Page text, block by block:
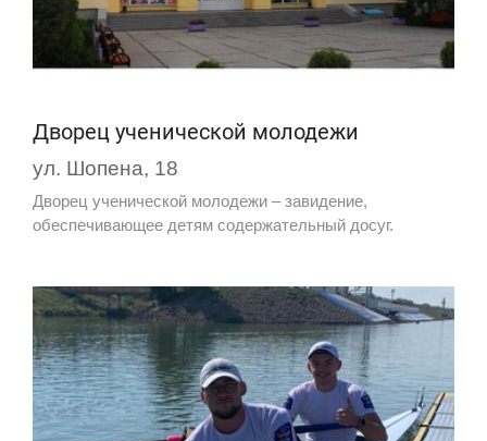
Дворец ученической молодежи
ул. Шопена, 18
Дворец ученической молодежи – завидение,
обеспечивающее детям содержательный досуг.